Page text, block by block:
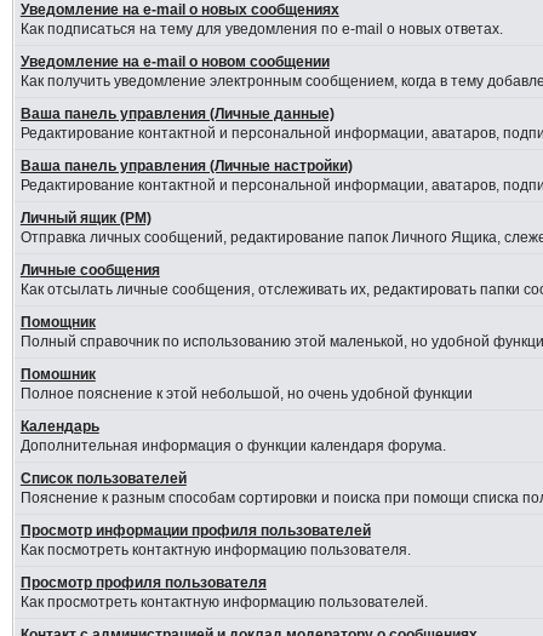
Уведомление на e-mail о новых сообщениях
Как подписаться на тему для уведомления по e-mail о новых ответах.
Уведомление на е-mail о новом сообщении
Как получить уведомление электронным сообщением, когда в тему
Ваша панель управления (Личные данные)
Редактирование контактной и персональной информации, аватаров,
Ваша панель управления (Личные настройки)
Редактирование контактной и персональной информации, аватаров,
Личный ящик (PM)
Отправка личных сообщений, редактирование папок Личного Ящика,
Личные сообщения
Как отсылать личные сообщения, отслеживать их, редактировать папки
Помощник
Полный справочник по использованию этой маленькой, но удобной
Помошник
Полное пояснение к этой небольшой, но очень удобной функции
Календарь
Дополнительная информация о функции календаря форума.
Список пользователей
Пояснение к разным способам сортировки и поиска при помощи списка
Просмотр информации профиля пользователей
Как посмотреть контактную информацию пользователя.
Просмотр профиля пользователя
Как просмотреть контактную информацию пользователей.